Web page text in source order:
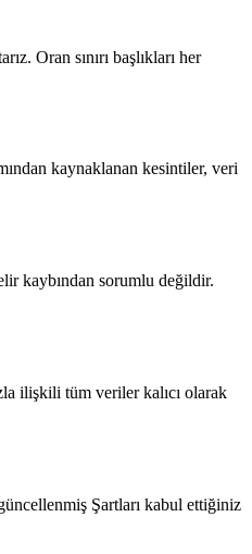
Oran sınırı başlıkları her
kaynaklanan kesintiler, veri
kaybından sorumlu değildir.
ilişkili tüm veriler kalıcı olarak
Şartları kabul ettiğiniz